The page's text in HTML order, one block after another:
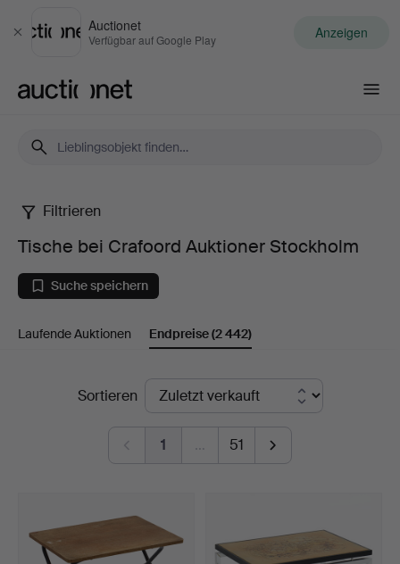
Schließen
Auctionet
Verfügbar auf Google Play Anzeigen
Tische
bei
Crafoord
Auktioner
Stockholm
Filtrieren
Tische bei Crafoord Auktioner Stockholm
Suche speichern
Laufende Auktionen Endpreise(2 442)
EndpreiseSortieren
1 … 51